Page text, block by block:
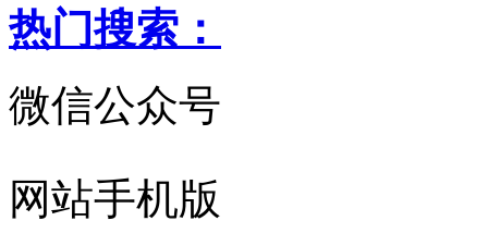
热门搜索：
微信公众号
网站手机版